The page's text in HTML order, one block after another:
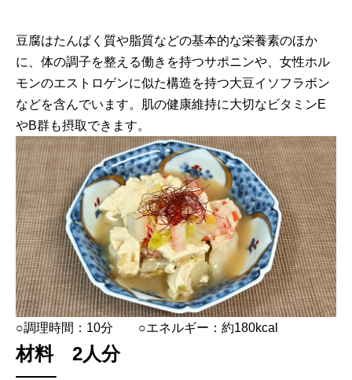
豆腐はたんぱく質や脂質などの基本的な栄養素のほか
に、体の調子を整える働きを持つサポニンや、女性ホル
モンのエストロゲンに似た構造を持つ大豆イソフラボン
などを含んでいます。肌の健康維持に大切なビタミンE
やB群も摂取できます。
○調理時間：10分 ○エネルギー：約180kcal
材料 2人分